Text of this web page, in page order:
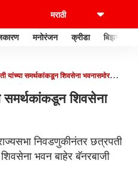
मनोरंजन क्रीडा बिझनेस
यांच्या समर्थकांकडून शिवसेना भवनासमोर
समर्थकांकडून शिवसेना
निवडणुकीनंतर छत्रपती
भवन बाहेर बॅनरबाजी